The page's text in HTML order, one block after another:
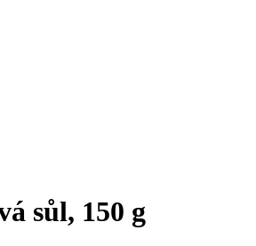
sůl, 150 g